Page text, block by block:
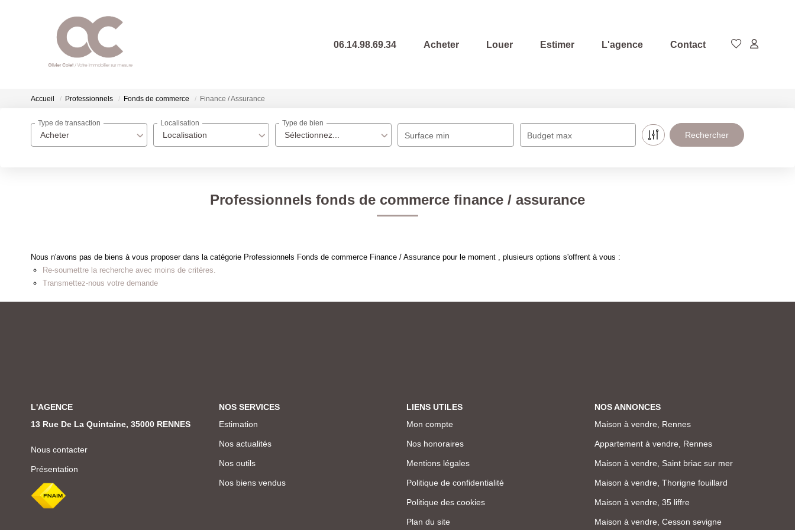
06.14.98.69.34 Acheter Louer Estimer L'agence Contact
Accueil Professionnels Fonds de commerce Finance / Assurance
Acheter
Type de transaction
Localisation
Localisation
Sélectionnez...
Type de bien
Surface min Budget max
Professionnels fonds de commerce finance / assurance
Nous n'avons pas de biens à vous proposer dans la catégorie Professionnels Fonds de commerce Finance / Assurance pour le moment , plusieurs options s'offrent à vous :
Re-soumettre la recherche avec moins de critères.
Transmettez-nous votre demande
L'AGENCE
13 Rue De La Quintaine, 35000 RENNES
Nous contacter
Présentation
NOS SERVICES
Estimation
Nos actualités
Nos outils
Nos biens vendus
LIENS UTILES
Mon compte
Nos honoraires
Mentions légales
Politique de confidentialité
Politique des cookies
Plan du site
NOS ANNONCES
Maison à vendre, Rennes
Appartement à vendre, Rennes
Maison à vendre, Saint briac sur mer
Maison à vendre, Thorigne fouillard
Maison à vendre, 35 liffre
Maison à vendre, Cesson sevigne